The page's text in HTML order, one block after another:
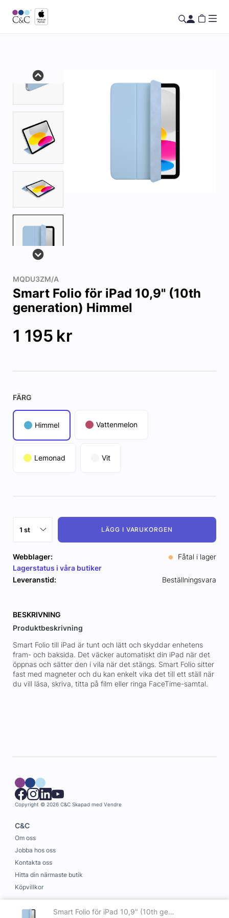
MQDU3ZM/A
Smart Folio för iPad 10,9" (10th
generation) Himmel
1 195 kr
FÄRG
Himmel Vattenmelon
Lemonad Vit
LÄGG I VARUKORGEN
Smart Folio för iPad 10,9" (10th generation) Himmel
Webblager:
Fåtal i lager
Lagerstatus i våra butiker
Leveranstid:
Beställningsvara
BESKRIVNING
Produktbeskrivning
Smart Folio till iPad är tunt och lätt och skyddar enhetens
fram- och baksida. Det väcker automatiskt din iPad när det
öppnas och sätter den i vila när det stängs. Smart Folio sitter
fast med magneter och du kan enkelt vika det till ett ställ när
du vill läsa, skriva, titta på film eller ringa FaceTime-samtal.
Copyright © 2026 C&C Skapad med Vendre
C&C
Om oss
Jobba hos oss
Kontakta oss
Hitta din närmaste butik
Köpvillkor
Information